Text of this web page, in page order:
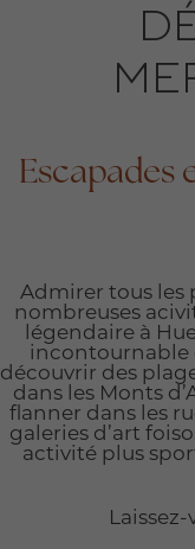
Escapades
Admirer tous les
nombreuses
légendaire à
incontournable
découvrir des
dans les Monts
flanner dans les
galeries d’art
activité plus